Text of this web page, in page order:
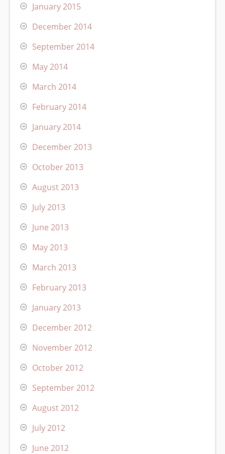
January 2015
December 2014
September 2014
May 2014
March 2014
February 2014
January 2014
December 2013
October 2013
August 2013
July 2013
June 2013
May 2013
March 2013
February 2013
January 2013
December 2012
November 2012
October 2012
September 2012
August 2012
July 2012
June 2012